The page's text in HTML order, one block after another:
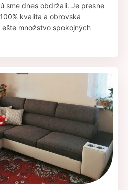
sme dnes obdržali. Je presne
kvalita a obrovská
ešte množstvo spokojných